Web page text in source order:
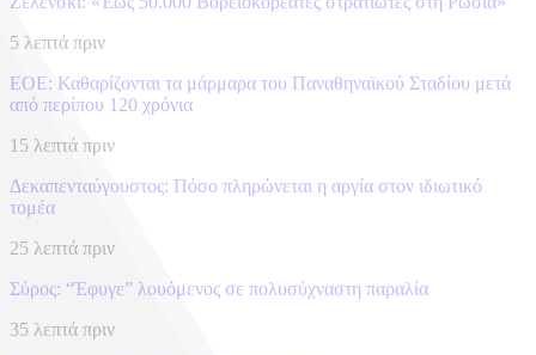
5 λεπτά πριν
ΕΟΕ: Καθαρίζονται τα μάρμαρα του Παναθηναϊκού Σταδίου μετά
από περίπου 120 χρόνια
15 λεπτά πριν
Δεκαπενταύγουστος: Πόσο πληρώνεται η αργία στον ιδιωτικό
τομέα
25 λεπτά πριν
Σύρος: “Έφυγε” λουόμενος σε πολυσύχναστη παραλία
35 λεπτά πριν